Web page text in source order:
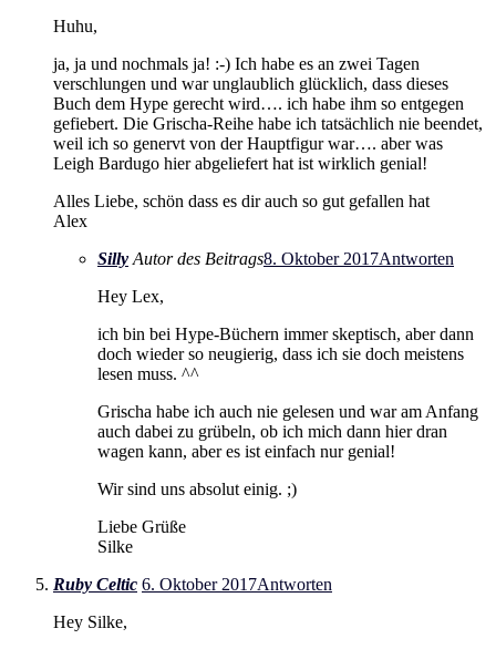
Huhu,
ja, ja und nochmals ja! :-) Ich habe es an zwei Tagen
verschlungen und war unglaublich glücklich, dass dieses
Buch dem Hype gerecht wird…. ich habe ihm so entgegen
gefiebert. Die Grischa-Reihe habe ich tatsächlich nie beendet,
weil ich so genervt von der Hauptfigur war…. aber was
Leigh Bardugo hier abgeliefert hat ist wirklich genial!
Alles Liebe, schön dass es dir auch so gut gefallen hat
Alex
Silly Autor des Beitrags8. Oktober 2017Antworten
Hey Lex,
ich bin bei Hype-Büchern immer skeptisch, aber dann
doch wieder so neugierig, dass ich sie doch meistens
lesen muss. ^^
Grischa habe ich auch nie gelesen und war am Anfang
auch dabei zu grübeln, ob ich mich dann hier dran
wagen kann, aber es ist einfach nur genial!
Wir sind uns absolut einig. ;)
Liebe Grüße
Silke
Ruby Celtic 6. Oktober 2017Antworten
Hey Silke,